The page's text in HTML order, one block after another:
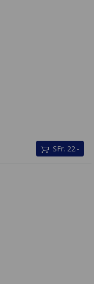
SFr. 22.-